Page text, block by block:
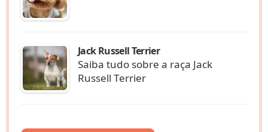
Jack Russell Terrier
Saiba tudo sobre a raça Jack
Russell Terrier